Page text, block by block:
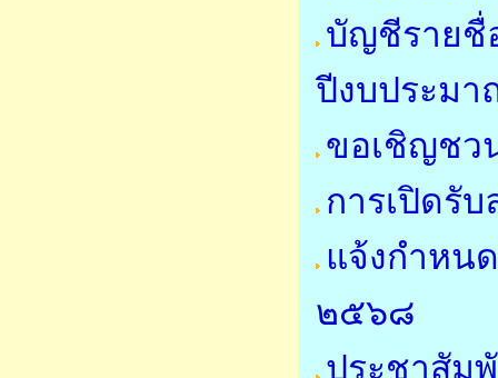
บัญชีรายชื่
ปีงบประม
ขอเชิญชว
การเปิดรั
แจ้งกำหน
๒๕๖๘
ประชาสัม